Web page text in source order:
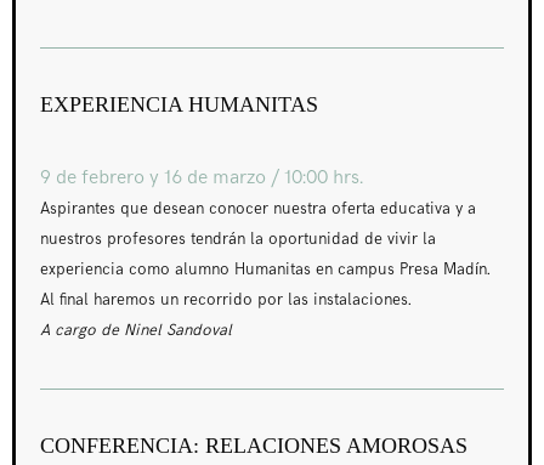
EXPERIENCIA HUMANITAS
9 de febrero y 16 de marzo / 10:00 hrs.
Aspirantes que desean conocer nuestra oferta educativa y a
nuestros profesores tendrán la oportunidad de vivir la
experiencia como alumno Humanitas en campus Presa Madín.
Al final haremos un recorrido por las instalaciones.
A cargo de Ninel Sandoval
CONFERENCIA: RELACIONES AMOROSAS